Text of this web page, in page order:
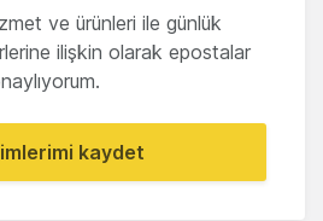
ve ürünleri ile günlük
ilişkin olarak epostalar
kaydet